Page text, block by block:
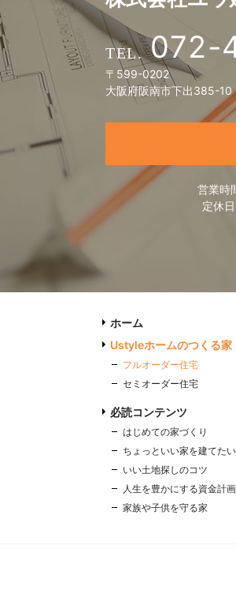
072-
〒599-0202
大阪府阪南市下出385-10
営業時
定休
ホーム
Ustyleホームのつくる家
フルオーダー住宅
セミオーダー住宅
必読コンテンツ
はじめての家づくり
ちょっといい家を建てたい
いい土地探しのコツ
人生を豊かにする資金計画
家族や子供を守る家